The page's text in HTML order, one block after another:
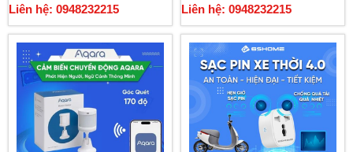
Liên hệ: 0948232215 Liên hệ: 0948232215